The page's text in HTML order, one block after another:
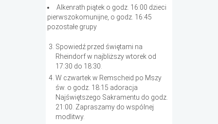
Alkenrath piątek o godz. 16:00 dzieci
pierwszokomunijne, o godz. 16:45
pozostałe grupy
Spowiedź przed świętami na
Rheindorf w najbliższy wtorek od
17:30 do 18:30.
W czwartek w Remscheid po Mszy
św. o godz. 18:15 adoracja
Najświętszego Sakramentu do godz.
21:00. Zapraszamy do wspólnej
modlitwy.